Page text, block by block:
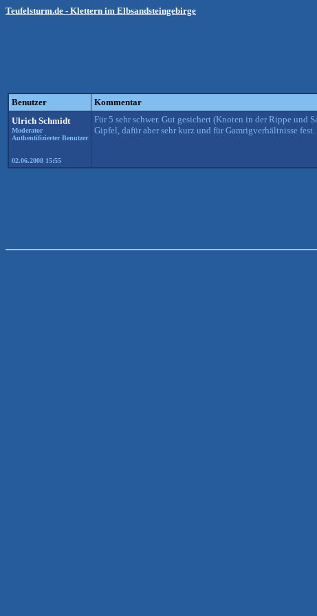
Teufelsturm.de - Klettern im Elbsandsteingebirge
Benutzer Kommentar
Ulrich Schmidt
Moderator
Authentifizierter Benutzer
02.06.2008 15:55
Für 5 sehr schwer. Gut gesichert (Knoten in der Rippe und
Gipfel, dafür aber sehr kurz und für Gamrigverhältnisse fest.